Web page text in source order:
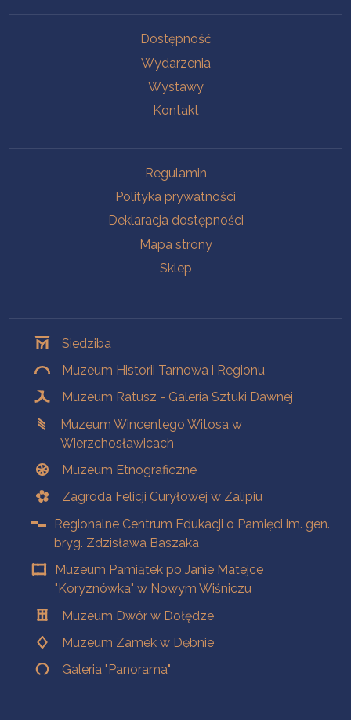
Dostępność
Wydarzenia
Wystawy
Kontakt
Regulamin
Polityka prywatności
Deklaracja dostępności
Mapa strony
Sklep
Siedziba
Muzeum Historii Tarnowa i Regionu
Muzeum Ratusz - Galeria Sztuki Dawnej
Muzeum Wincentego Witosa w
Wierzchosławicach
Muzeum Etnograficzne
Zagroda Felicji Curyłowej w Zalipiu
Regionalne Centrum Edukacji o Pamięci im. gen.
bryg. Zdzisława Baszaka
Muzeum Pamiątek po Janie Matejce
"Koryznówka" w Nowym Wiśniczu
Muzeum Dwór w Dołędze
Muzeum Zamek w Dębnie
Galeria "Panorama"